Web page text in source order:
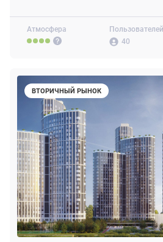
Атмосфера
Пользователей
40
ВТОРИЧНЫЙ РЫНОК